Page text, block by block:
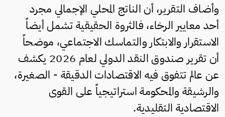
وأضاف التقرير، أن الناتج المحلي الإجمالي مجرد
أحد معايير الرخاء، فالثروة الحقيقية تشمل أيضاً
الاستقرار والابتكار والتماسك الاجتماعي، موضحاً
أن تقرير صندوق النقد الدولي لعام 2026 يكشف
عن عالم تتفوق فيه الاقتصادات الدقيقة - الصغيرة،
والرشيقة والمحكومة استراتيجياً على القوى
الاقتصادية التقليدية.